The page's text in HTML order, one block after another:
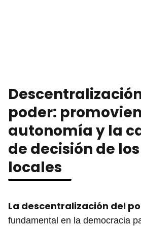
poder:
autonomía y la
de decisión de
locales
La descentralización del
fundamental en la democracia